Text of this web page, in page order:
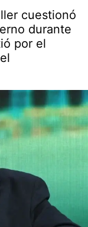
cuestionó
durante
por el